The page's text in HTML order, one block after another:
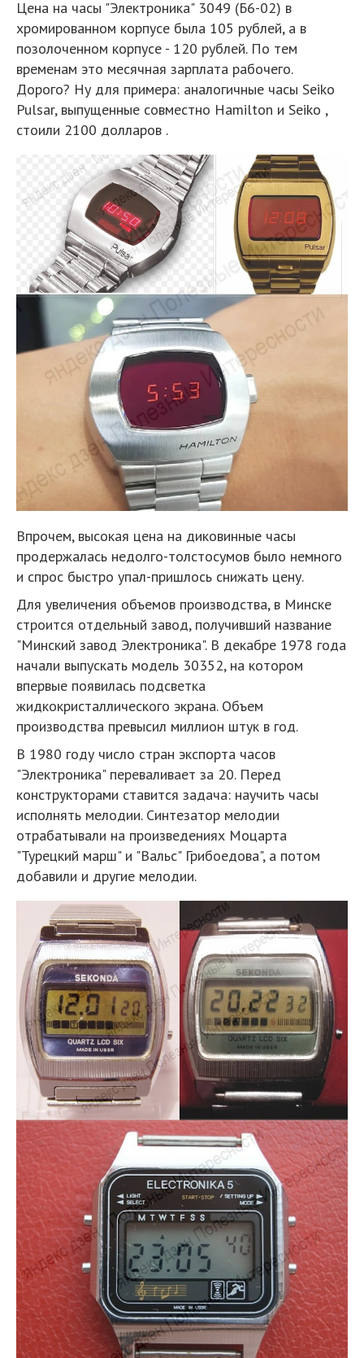
Цена на часы "Электроника" 3049 (Б6-02) в
хромированном корпусе была 105 рублей, а в
позолоченном корпусе - 120 рублей. По тем
временам это месячная зарплата рабочего.
Дорого? Ну для примера: аналогичные часы Seiko
Pulsar, выпущенные совместно Hamilton и Seiko ,
стоили 2100 долларов .
Впрочем, высокая цена на диковинные часы
продержалась недолго-толстосумов было немного
и спрос быстро упал-пришлось снижать цену.
Для увеличения объемов производства, в Минске
строится отдельный завод, получивший название
"Минский завод Электроника". В декабре 1978 года
начали выпускать модель 30352, на котором
впервые появилась подсветка
жидкокристаллического экрана. Объем
производства превысил миллион штук в год.
В 1980 году число стран экспорта часов
"Электроника" переваливает за 20. Перед
конструкторами ставится задача: научить часы
исполнять мелодии. Синтезатор мелодии
отрабатывали на произведениях Моцарта
"Турецкий марш" и "Вальс" Грибоедова", а потом
добавили и другие мелодии.